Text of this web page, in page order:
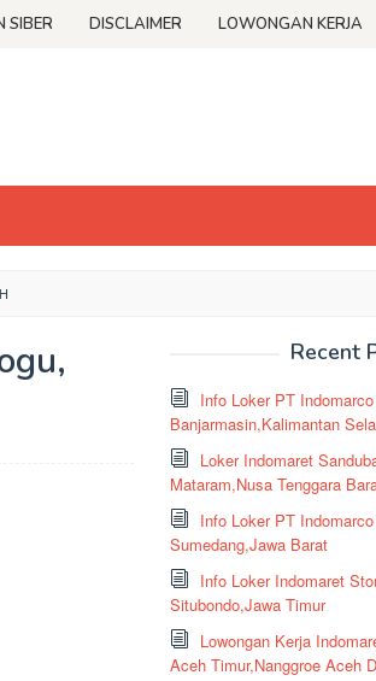
SIBER DISCLAIMER LOWONGAN KERJA
Recent
Info Loker PT
Banjarmasin,Kalimantan
Loker Indomaret
Mataram,Nusa Tenggara
Info Loker PT
Sumedang,Jawa Barat
Info Loker Indomaret
Situbondo,Jawa Timur
Lowongan Kerja
Aceh Timur,Nanggroe Aceh